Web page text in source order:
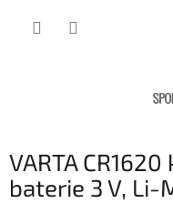
VARTA
baterie 3 V, Li-